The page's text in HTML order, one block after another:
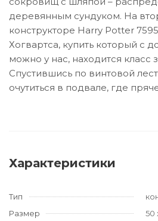
деревянным сундуком. На
конструкторе Harry Potter
Хогвартса, купить который с
можно у нас, находится класс
Спустившись по винтовой
очутиться в подвале, где
Характеристики
Тип
Размер
50